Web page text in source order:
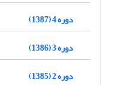
دوره 4 (1387)
دوره 3 (1386)
دوره 2 (1385)